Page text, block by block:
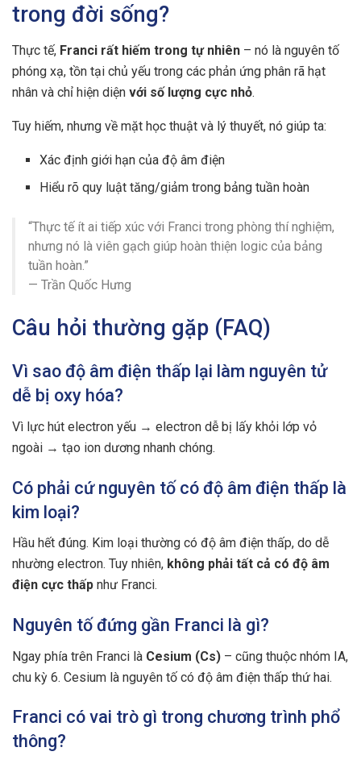
trong đời sống?
Thực tế, Franci rất hiếm trong tự nhiên – nó là nguyên tố
phóng xạ, tồn tại chủ yếu trong các phản ứng phân rã hạt
nhân và chỉ hiện diện với số lượng cực nhỏ.
Tuy hiếm, nhưng về mặt học thuật và lý thuyết, nó giúp ta:
Xác định giới hạn của độ âm điện
Hiểu rõ quy luật tăng/giảm trong bảng tuần hoàn
“Thực tế ít ai tiếp xúc với Franci trong phòng thí nghiệm,
nhưng nó là viên gạch giúp hoàn thiện logic của bảng
tuần hoàn.”
— Trần Quốc Hưng
Câu hỏi thường gặp (FAQ)
Vì sao độ âm điện thấp lại làm nguyên tử
dễ bị oxy hóa?
Vì lực hút electron yếu → electron dễ bị lấy khỏi lớp vỏ
ngoài → tạo ion dương nhanh chóng.
Có phải cứ nguyên tố có độ âm điện thấp là
kim loại?
Hầu hết đúng. Kim loại thường có độ âm điện thấp, do dễ
nhường electron. Tuy nhiên, không phải tất cả có độ âm
điện cực thấp như Franci.
Nguyên tố đứng gần Franci là gì?
Ngay phía trên Franci là Cesium (Cs) – cũng thuộc nhóm IA,
chu kỳ 6. Cesium là nguyên tố có độ âm điện thấp thứ hai.
Franci có vai trò gì trong chương trình phổ
thông?